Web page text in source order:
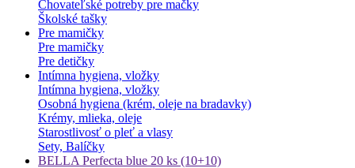
Chovateľské potreby pre mačky
Školské tašky
Pre mamičky
Pre mamičky
Pre detičky
Intímna hygiena, vložky
Intímna hygiena, vložky
Osobná hygiena (krém, oleje na bradavky)
Krémy, mlieka, oleje
Starostlivosť o pleť a vlasy
Sety, Balíčky
BELLA Perfecta blue 20 ks (10+10)